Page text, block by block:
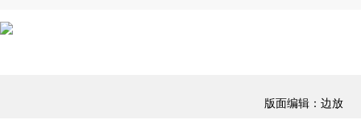
版面编辑：边放